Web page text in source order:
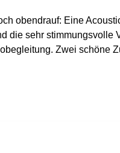
obendrauf: Eine
die sehr stimmungsvolle
Zwei schöne